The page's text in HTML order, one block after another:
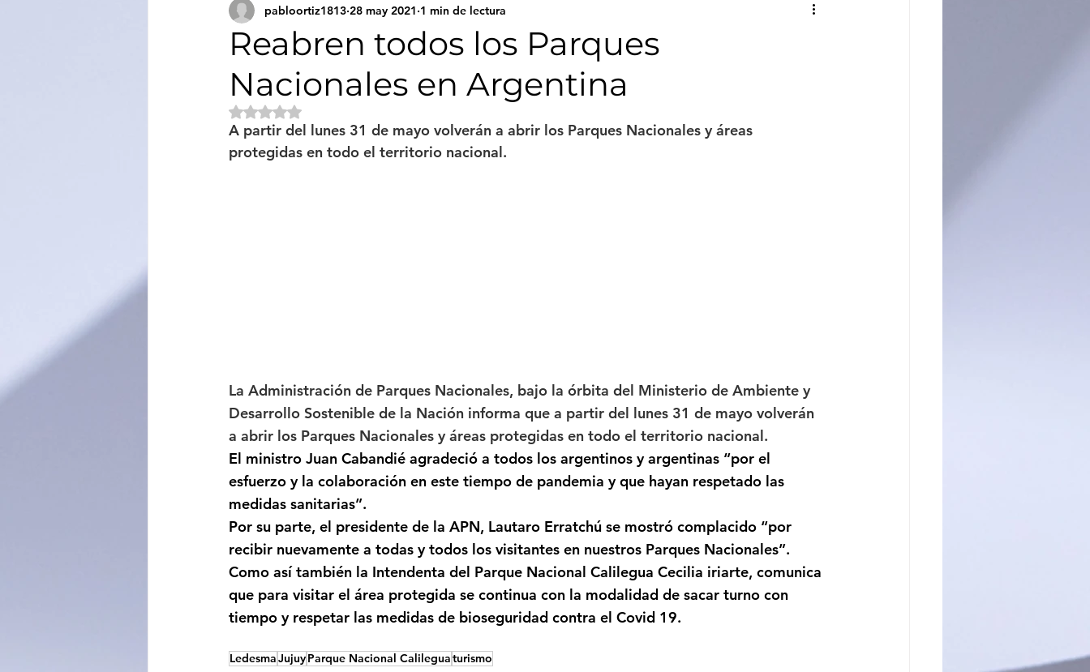
Narcotráfico Ledesma Policiales Jujuy
Medio ambiente Turismo Mascotas Entrevistas Historias
Educación Femicidio Incendios Tenis de Mesa Caimancito
Reabren todos los Parques
Nacionales en Argentina
pabloortiz1813 28 may 2021 1 min de lectura
Obtuvo NaN de 5 estrellas.
A partir del lunes 31 de mayo volverán a abrir los Parques Nacionales y áreas
protegidas en todo el territorio nacional.
La Administración de Parques Nacionales, bajo la órbita del Ministerio de Ambiente y
Desarrollo Sostenible de la Nación informa que a partir del lunes 31 de mayo volverán
a abrir los Parques Nacionales y áreas protegidas en todo el territorio nacional.
El ministro Juan Cabandié agradeció a todos los argentinos y argentinas “por el
esfuerzo y la colaboración en este tiempo de pandemia y que hayan respetado las
medidas sanitarias”.
Por su parte, el presidente de la APN, Lautaro Erratchú se mostró complacido “por
recibir nuevamente a todas y todos los visitantes en nuestros Parques Nacionales”.
Como así también la Intendenta del Parque Nacional Calilegua Cecilia iriarte, comunica
que para visitar el área protegida se continua con la modalidad de sacar turno con
tiempo y respetar las medidas de bioseguridad contra el Covid 19.
LedesmaJujuyParque Nacional Calileguaturismo